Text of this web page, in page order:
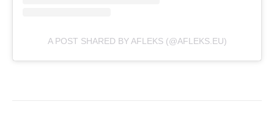
A POST SHARED BY AFLEKS (@AFLEKS.EU)